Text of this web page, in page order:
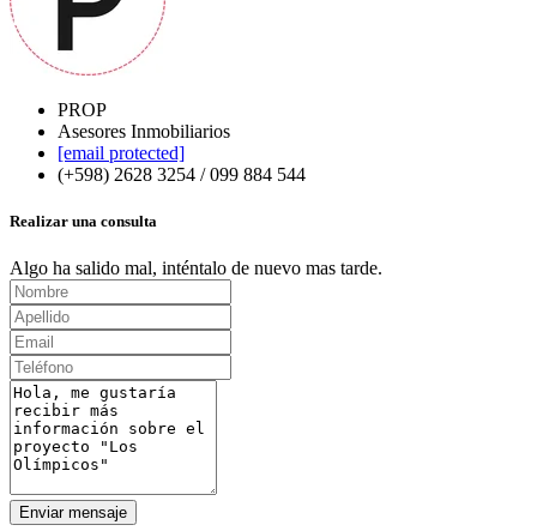
PROP
Asesores Inmobiliarios
[email protected]
(+598) 2628 3254 / 099 884 544
Realizar una consulta
Algo ha salido mal, inténtalo de nuevo mas tarde.
Enviar mensaje